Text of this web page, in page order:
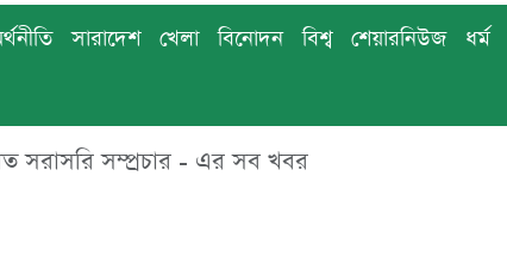
সারাদেশ খেলা বিনোদন বিশ্ব শেয়ারনিউজ ধর্ম
সরাসরি সম্প্রচার - এর সব খবর